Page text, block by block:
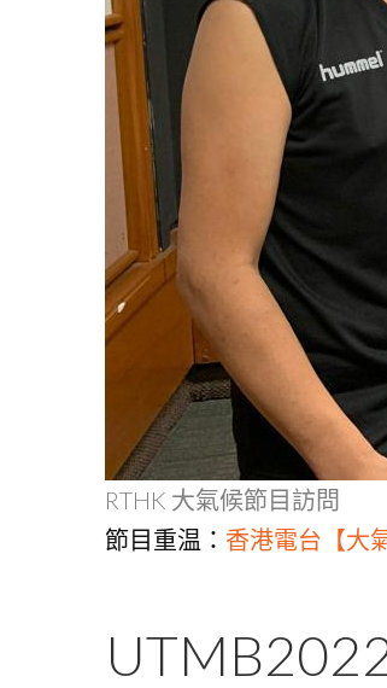
RTHK 大氣候節目訪問
節目重温： 香港電台【大